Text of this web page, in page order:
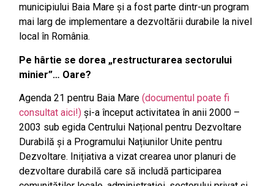
municipiului Baia Mare și a fost parte dintr-un program
mai larg de implementare a dezvoltării durabile la nivel
local în România.
Pe hârtie se dorea „restructurarea sectorului
minier”… Oare?
Agenda 21 pentru Baia Mare(documentul poate fi
consultat aici!) și-a început activitatea în anii 2000 –
2003 sub egida Centrului Național pentru Dezvoltare
Durabilă și a Programului Națiunilor Unite pentru
Dezvoltare. Inițiativa a vizat crearea unor planuri de
dezvoltare durabilă care să includă participarea